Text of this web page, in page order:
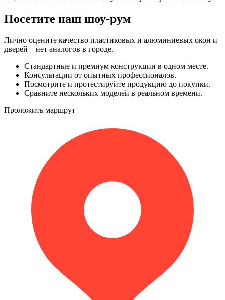
Посетите наш шоу-рум
Лично оцените качество пластиковых и алюминиевых окон и
дверей – нет аналогов в городе.
Стандартные и премиум конструкции в одном месте.
Консультации от опытных профессионалов.
Посмотрите и протестируйте продукцию до покупки.
Сравните нескольких моделей в реальном времени.
Проложить маршрут